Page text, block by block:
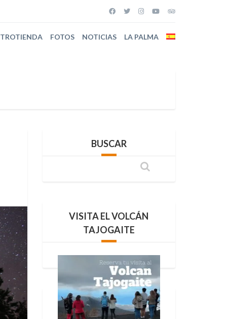
FOTOS NOTICIAS LA PALMA
BUSCAR
VISITA EL VOLCÁN
TAJOGAITE